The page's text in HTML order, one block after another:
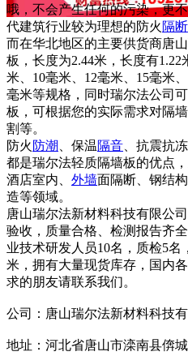
哦，不会产生任何的污染，更
代建筑行业较为理想的防火 隔断
而在华北地区的主要供货商唐
板，长度为2.44米，长度有
米、10毫米、12毫米、15毫米
毫米等规格，同时瑞尔法公司
板，可根据您的实际需求对隔
割等。
防火 防潮 、保温隔音 、抗震抗
都是瑞尔法轻质隔墙板的优点
酒店室内、 外墙面隔断、钢结
造等领域。
唐山瑞尔法新材料科技有限公
验收，质量合格、检测报告齐
业技术研发人员10名，质检5名
米，拥有大量现货库存，国内
求的朋友请联系我们。
公司：唐山瑞尔法新材料科技
地址：河北省唐山市滦南县倴